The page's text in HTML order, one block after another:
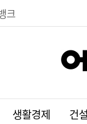
크
생활경제 건